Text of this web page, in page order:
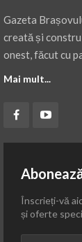
Gazeta
creată și
onest, făcut cu
Mai mult...
Înscrieți-vă
și oferte